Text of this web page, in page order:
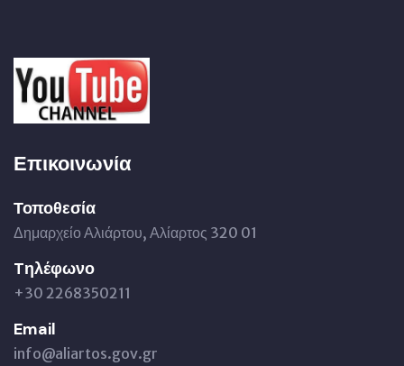
Επικοινωνία
Τοποθεσία
Δημαρχείο Αλιάρτου, Αλίαρτος 320 01
Tηλέφωνο
+30 2268350211
Email
info@aliartos.gov.gr